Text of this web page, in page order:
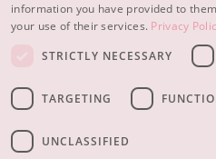
À PROPOS
CONSEILS BEAUTÉ
information you have provided to
your use of their services. Privacy
STRICTLY NECESSARY
TARGETING
UNCLASSIFIED